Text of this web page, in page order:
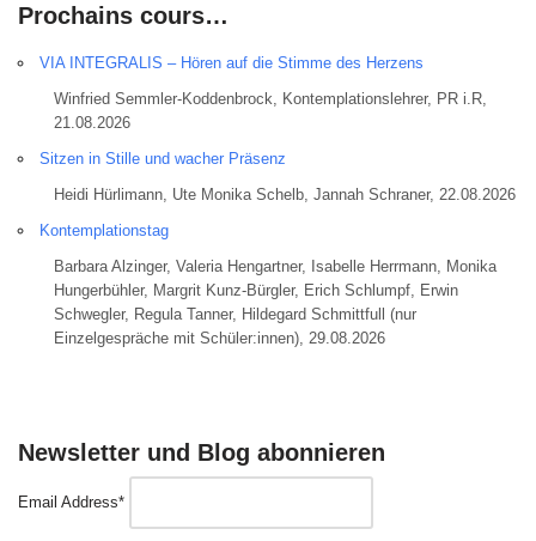
Prochains cours…
VIA INTEGRALIS – Hören auf die Stimme des Herzens
Winfried Semmler-Koddenbrock, Kontemplationslehrer, PR i.R,
21.08.2026
Sitzen in Stille und wacher Präsenz
Heidi Hürlimann, Ute Monika Schelb, Jannah Schraner, 22.08.2026
Kontemplationstag
Barbara Alzinger, Valeria Hengartner, Isabelle Herrmann, Monika
Hungerbühler, Margrit Kunz-Bürgler, Erich Schlumpf, Erwin
Schwegler, Regula Tanner, Hildegard Schmittfull (nur
Einzelgespräche mit Schüler:innen), 29.08.2026
Newsletter und Blog abonnieren
Email Address*